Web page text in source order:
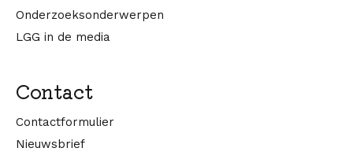
Onderzoeksonderwerpen
LGG in de media
Contact
Contactformulier
Nieuwsbrief